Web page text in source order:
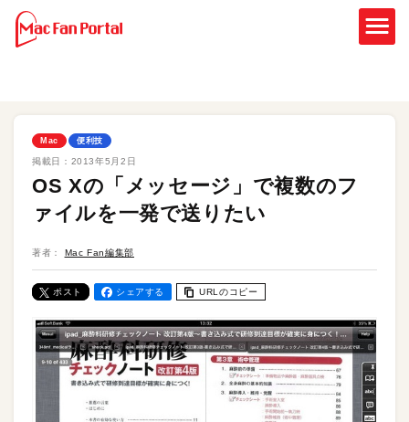
Mac 便利技
掲載日： 2013年5月2日
OS Xの「メッセージ」で複数のフ
ァイルを一発で送りたい
著者： Mac Fan編集部
ポスト シェアする URLのコピー